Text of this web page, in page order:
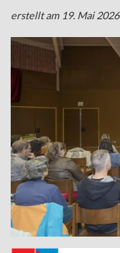
erstellt am 19. Mai 2026